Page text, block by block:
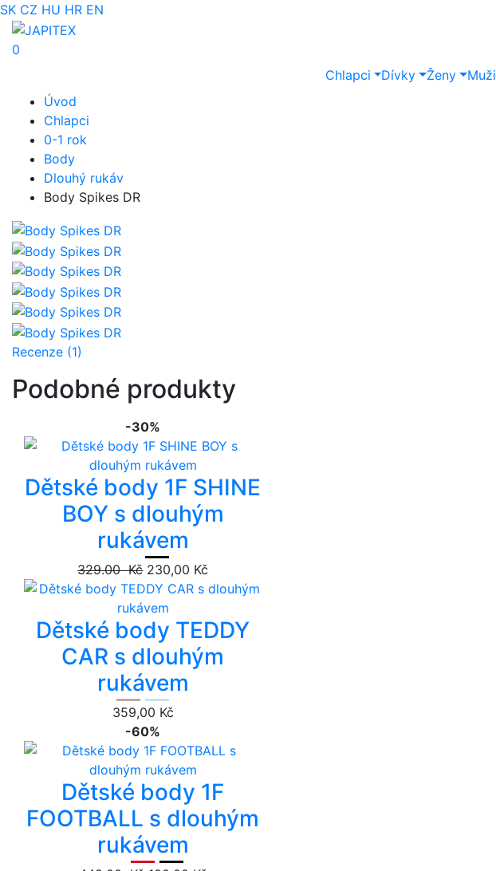
SK CZ HU HR EN
0
Chlapci
Dívky Ženy Muži
Úvod
Chlapci
0-1 rok
Body
Dlouhý rukáv
Body Spikes DR
Recenze (1)
Podobné produkty
-30%
Dětské body 1F SHINE
BOY s dlouhým
rukávem
329.00 Kč 230,00 Kč
Dětské body TEDDY
CAR s dlouhým
rukávem
359,00 Kč
-60%
Dětské body 1F
FOOTBALL s dlouhým
rukávem